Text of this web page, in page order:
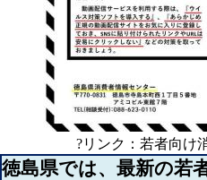
?リンク：若者向け
徳島県では、最新の若